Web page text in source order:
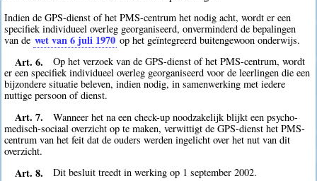
Indien de GPS-dienst of het PMS-centrum het nodig acht, wordt er een
specifiek individueel overleg georganiseerd, onverminderd de bepalingen
van de wet van 6 juli 1970 op het geïntegreerd buitengewoon onderwijs.
Art. 6.
Op het verzoek van de GPS-dienst of het PMS-centrum, wordt
er een specifiek individueel overleg georganiseerd voor de leerlingen die een
bijzondere situatie beleven, indien nodig, in samenwerking met iedere
nuttige persoon of dienst.
Art. 7.
Wanneer het na een check-up noodzakelijk blijkt een psycho-
medisch-sociaal overzicht op te maken, verwittigt de GPS-dienst het PMS-
centrum van het feit dat de ouders werden ingelicht over het nut van dit
overzicht.
Art. 8. Dit besluit treedt in werking op 1 september 2002.